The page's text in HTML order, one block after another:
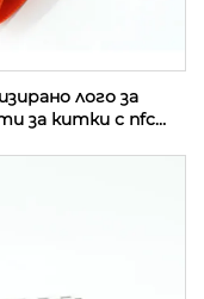
лого за
за китки с nfc